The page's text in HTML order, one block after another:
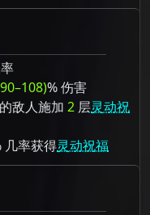
% 伤害
敌人施加 2 层灵动祝
几率获得灵动祝福